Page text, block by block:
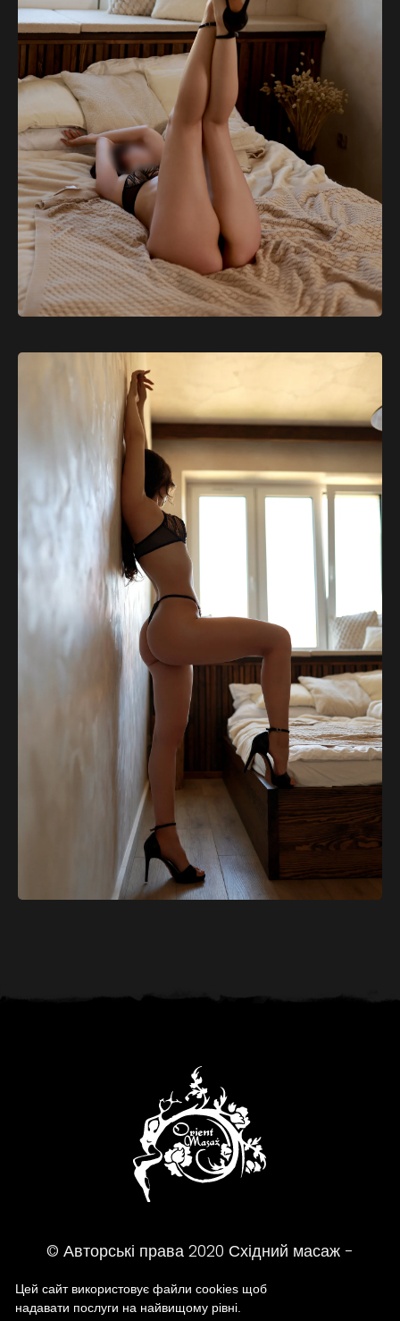
Цей сайт використовує файли cookies щоб
надавати послуги на найвищому рівні.
© Авторські права 2020 Східний масаж -